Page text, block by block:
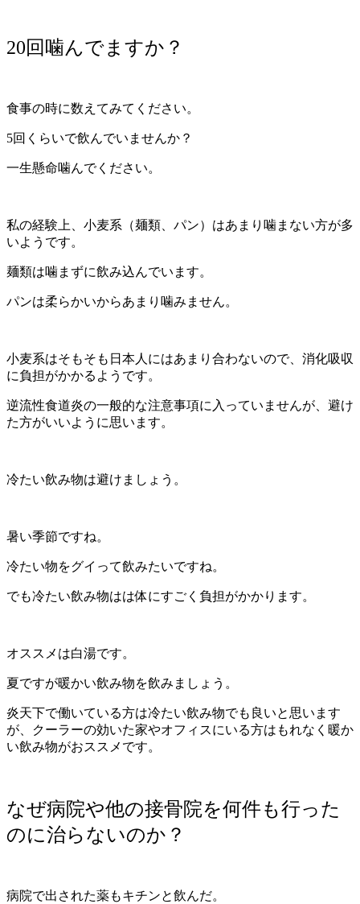
20回噛んでますか？
食事の時に数えてみてください。
5回くらいで飲んでいませんか？
一生懸命噛んでください。
私の経験上、小麦系（麺類、パン）はあまり噛まない方が多
いようです。
麺類は噛まずに飲み込んでいます。
パンは柔らかいからあまり噛みません。
小麦系はそもそも日本人にはあまり合わないので、消化吸収
に負担がかかるようです。
逆流性食道炎の一般的な注意事項に入っていませんが、避け
た方がいいように思います。
冷たい飲み物は避けましょう。
暑い季節ですね。
冷たい物をグイって飲みたいですね。
でも冷たい飲み物はは体にすごく負担がかかります。
オススメは白湯です。
夏ですが暖かい飲み物を飲みましょう。
炎天下で働いている方は冷たい飲み物でも良いと思います
が、クーラーの効いた家やオフィスにいる方はもれなく暖か
い飲み物がおススメです。
なぜ病院や他の接骨院を何件も行った
のに治らないのか？
病院で出された薬もキチンと飲んだ。